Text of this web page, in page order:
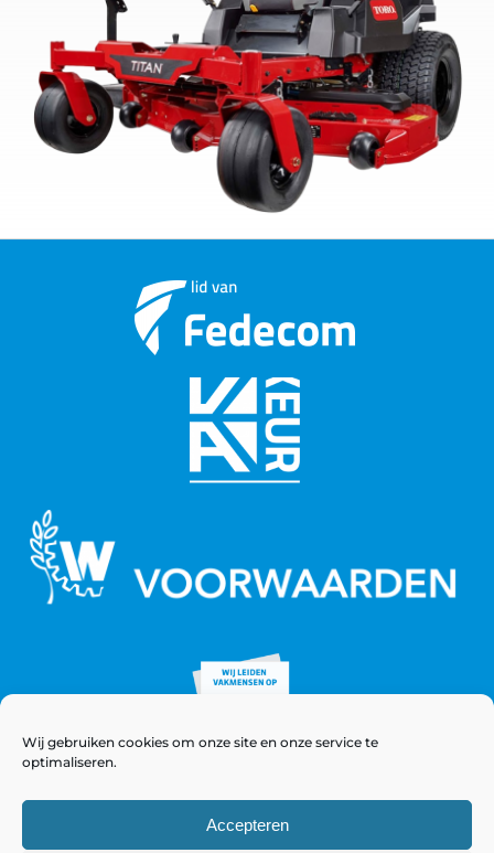
Wij gebruiken cookies om onze site en onze service te
optimaliseren.
Accepteren